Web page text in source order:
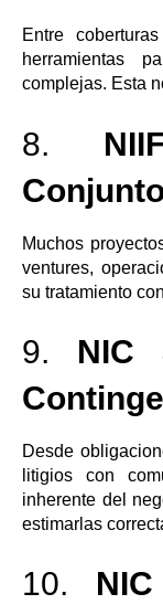
Entre
herramientas
complejas. Esta
8.
Muchos
ventures,
su tratamiento
9. NIC
Desde
litigios con
inherente del
estimarlas
10.